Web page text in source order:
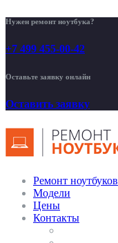
Нужен ремонт ноутбука?
+7 499 455-00-42
Оставьте заявку онлайн
Оставить заявку
Ремонт ноутбуков
Модели
Цены
Контакты